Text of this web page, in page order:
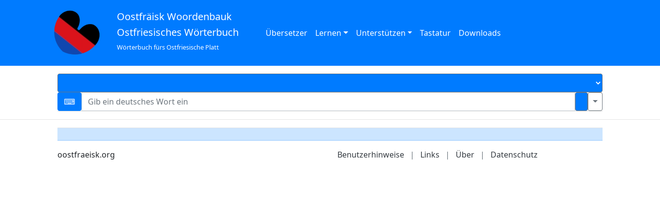
Oostfräisk Woordenbauk
Ostfriesisches Wörterbuch
Wörterbuch fürs Ostfriesische Platt
Übersetzer Lernen Unterstützen Tastatur Downloads
oostfraeisk.org Benutzerhinweise | Links | Über | Datenschutz